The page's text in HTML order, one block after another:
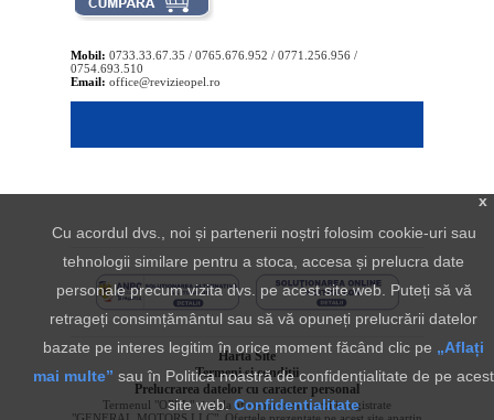
Mobil: 0733.33.67.35 / 0765.676.952 / 0771.256.956 /
0754.693.510
Email: office@revizieopel.ro
Harta Site
Termeni si conditii
Prelucrarea datelor cu caracter personal
Termenul "OPEL" si sigla aferenta sunt marci inregistrate
x
Cu acordul dvs., noi și partenerii noștri folosim cookie-uri sau
tehnologii similare pentru a stoca, accesa și prelucra date
personale precum vizita dvs. pe acest site web. Puteți să vă
retrageți consimțământul sau să vă opuneți prelucrării datelor
bazate pe interes legitim în orice moment făcând clic pe „Aflați
mai multe” sau în Politica noastră de confidențialitate de pe acest
site web.Confidentialitate